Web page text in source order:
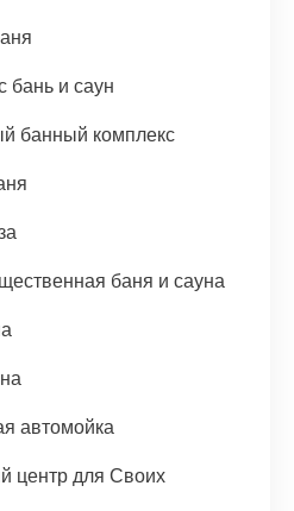
бань и саун
банный комплекс
баня и сауна
автомойка
центр для Своих